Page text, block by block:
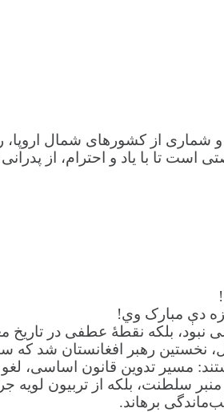
شماری از کشورهای شمال
است تا با یاد و احترام، از
دې مبارک وي!
سیاسی نبود، بلکه نقطهٔ عطفی در
نخستین رهبر افغانستان شد که
مسیر تدوین قانون اساسی،
سلطنت، بلکه از تربیون
برهاند.